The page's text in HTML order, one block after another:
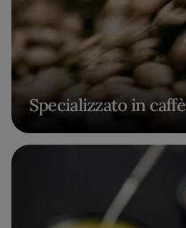
Specializzato in caffè